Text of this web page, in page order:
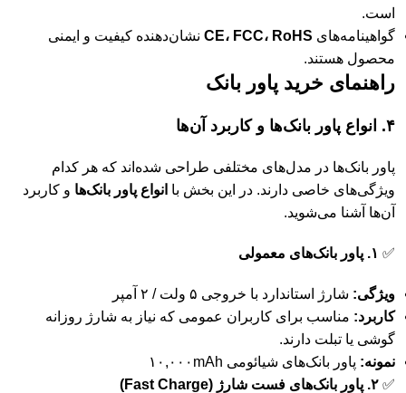
است.
گواهینامه‌های CE، FCC، RoHS نشان‌دهنده کیفیت و ایمنی
محصول هستند.
راهنمای خرید پاور بانک
۴. انواع پاور بانک‌ها و کاربرد آن‌ها
پاور بانک‌ها در مدل‌های مختلفی طراحی شده‌اند که هر کدام
ویژگی‌های خاصی دارند. در این بخش با انواع پاور بانک‌ها و کاربرد
آن‌ها آشنا می‌شوید.
✅ ۱. پاور بانک‌های معمولی
ویژگی: شارژ استاندارد با خروجی ۵ ولت / ۲ آمپر
کاربرد: مناسب برای کاربران عمومی که نیاز به شارژ روزانه
گوشی یا تبلت دارند.
نمونه: پاور بانک‌های شیائومی ۱۰,۰۰۰mAh
✅ ۲. پاور بانک‌های فست شارژ (Fast Charge)